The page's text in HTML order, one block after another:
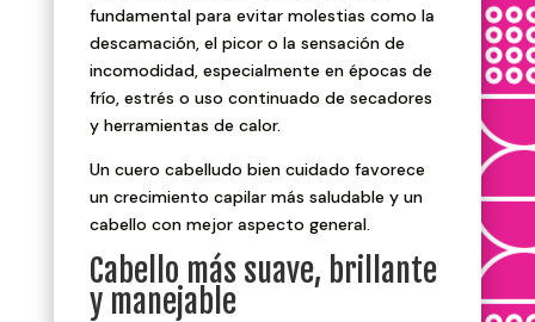
fundamental para evitar molestias como la
descamación, el picor o la sensación de
incomodidad, especialmente en épocas de
frío, estrés o uso continuado de secadores
y herramientas de calor.
Un cuero cabelludo bien cuidado favorece
un crecimiento capilar más saludable y un
cabello con mejor aspecto general.
Cabello más suave, brillante
y manejable